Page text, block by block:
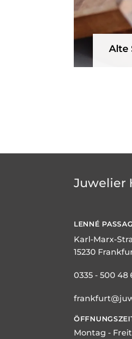
Alte
Juwelier
LENNÉ
Karl-Marx-
15230
0335 - 500 48
Montag -